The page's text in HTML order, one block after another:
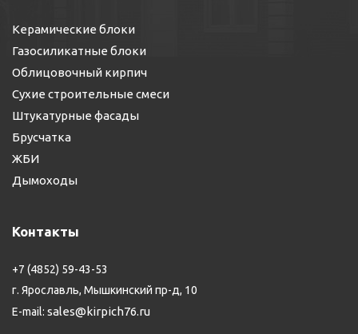
Керамические блоки
Газосиликатные блоки
Облицовочный кирпич
Сухие строительные смеси
Штукатурные фасады
Брусчатка
ЖБИ
Дымоходы
Контакты
+7 (4852) 59-43-53
г. Ярославль, Мышкинский пр-д, 10
E-mail: sales@kirpich76.ru